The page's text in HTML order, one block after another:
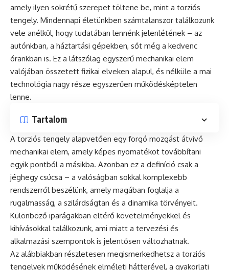
amely ilyen sokrétű szerepet töltene be, mint a torziós
tengely. Mindennapi életünkben számtalanszor találkozunk
vele anélkül, hogy tudatában lennénk jelenlétének – az
autónkban, a háztartási gépekben, sőt még a kedvenc
órankban is. Ez a látszólag egyszerű mechanikai elem
valójában összetett fizikai elveken alapul, és nélküle a mai
technológia nagy része egyszerűen működésképtelen
lenne.
Tartalom
A torziós tengely alapvetően egy forgó mozgást átvivő
mechanikai elem, amely képes nyomatékot továbbítani
egyik pontból a másikba. Azonban ez a definíció csak a
jéghegy csúcsa – a valóságban sokkal komplexebb
rendszerről beszélünk, amely magában foglalja a
rugalmasság, a szilárdságtan és a dinamika törvényeit.
Különböző iparágakban eltérő követelményekkel és
kihívásokkal találkozunk, ami miatt a tervezési és
alkalmazási szempontok is jelentősen változhatnak.
Az alábbiakban részletesen megismerkedhetsz a torziós
tengelyek működésének elméleti hátterével, a gyakorlati